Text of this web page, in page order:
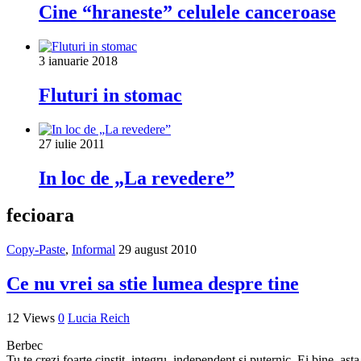
Cine “hraneste” celulele canceroase
3 ianuarie 2018
Fluturi in stomac
27 iulie 2011
In loc de „La revedere”
fecioara
Copy-Paste, Informal 29 august 2010
Ce nu vrei sa stie lumea despre tine
12 Views 0 Lucia Reich
Berbec